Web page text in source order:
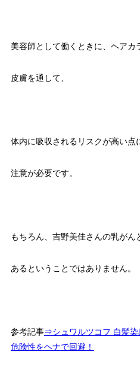
美容師として働くときに、ヘア
皮膚を通して、
体内に吸収されるリスクが高い点
注意が必要です。
もちろん、吉野美佳さんの乳が
あるということではありません。
参考記事⇒シュワルツコフ 白髪染
危険性をヘナで回避！